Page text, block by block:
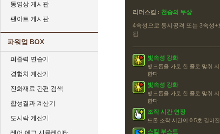
동영상 게시판
팬아트 게시판
파워업 BOX
퍼즐력 연습기
경험치 계산기
진화재료 간편 검색
합성결과 계산기
도시락 계산기
리더스킬 : 천승의 무상
4속성으로 동시공격 또는 3속성
됨
빛속성 강화
빛드롭을 가로 한 줄로 맞춰
한다
빛속성 강화
빛드롭을 가로 한 줄로 맞춰
한다
조작 시간 연장
드롭 조작 시간이 0.5초 길어
스킬 부스트